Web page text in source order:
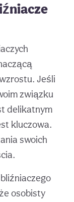
Jeśli
związku
delikatnym
kluczowa.
swoich
osobisty